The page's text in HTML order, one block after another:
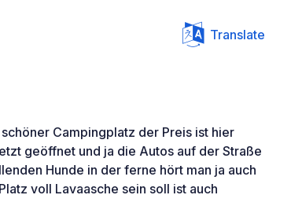
Translate
Campingplatz der Preis ist hier
geöffnet und ja die Autos auf der Straße
Hunde in der ferne hört man ja auch
voll Lavaasche sein soll ist auch